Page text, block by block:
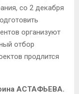
со 2 декабря
организуют
отбор
продлится
АСТАФЬЕВА.